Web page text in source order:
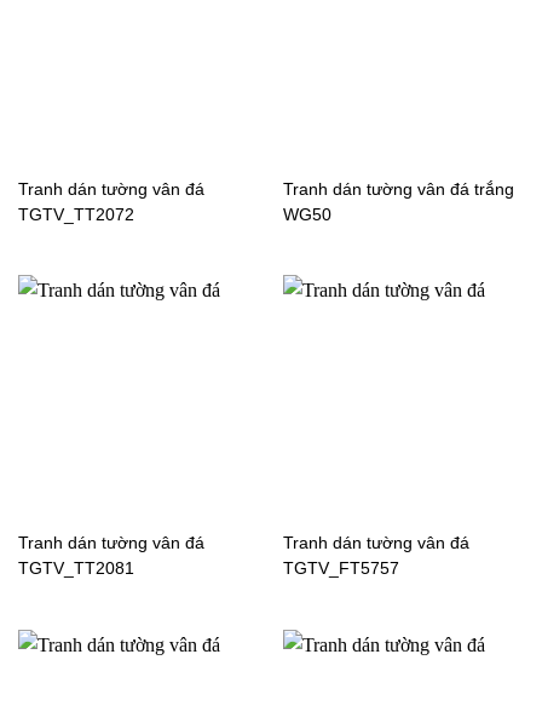
WG238
H63060
H62156
H61413
Tranh dán tường vân đá
TGTV_TT2072
Tranh dán tường vân đá trắng
WG50
Tranh dán tường vân đá
TGTV_TT2081
Tranh dán tường vân đá
TGTV_FT5757